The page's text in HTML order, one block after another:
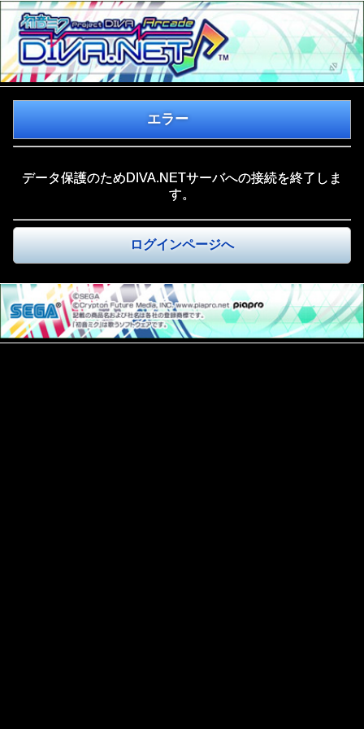
エラー
データ保護のためDIVA.NETサーバへの接続を終了しま
す。
ログインページへ